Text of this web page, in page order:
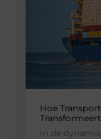
Hoe
Transformeert
In de